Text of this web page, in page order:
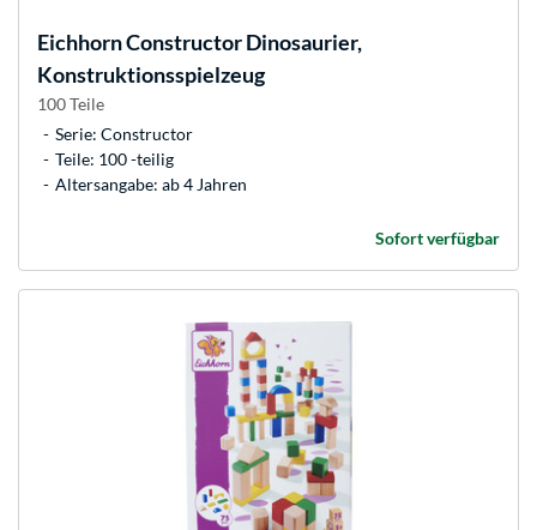
EichhornConstructor Dinosaurier,
Konstruktionsspielzeug
100 Teile
Serie: Constructor
Teile: 100 -teilig
Altersangabe: ab 4 Jahren
Sofort verfügbar